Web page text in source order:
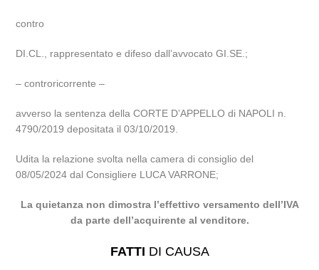
contro
DI.CL., rappresentato e difeso dall’avvocato GI.SE.;
– controricorrente –
avverso la sentenza della CORTE D’APPELLO di NAPOLI n.
4790/2019 depositata il 03/10/2019.
Udita la relazione svolta nella camera di consiglio del
08/05/2024 dal Consigliere LUCA VARRONE;
La quietanza non dimostra l’effettivo versamento dell’IVA
da parte dell’acquirente al venditore.
FATTI DI CAUSA